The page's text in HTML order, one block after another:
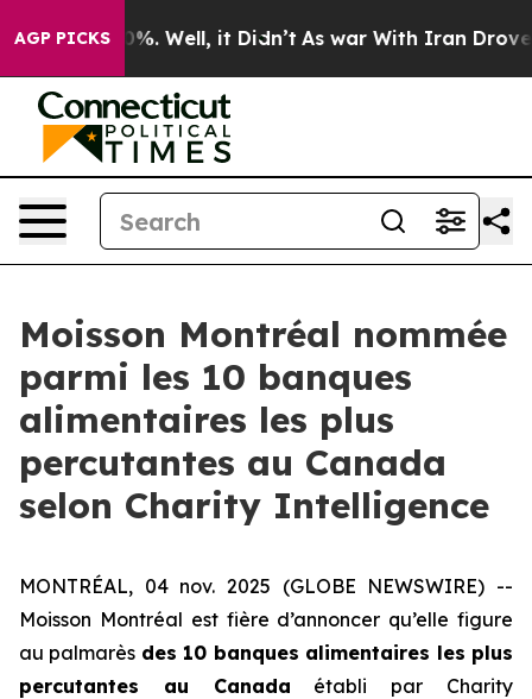
AGP PICKS40%. Well, it Didn’t As war With Iran Drove oil
Moisson Montréal nommée
parmi les 10 banques
alimentaires les plus
percutantes au Canada
selon Charity Intelligence
MONTRÉAL, 04 nov. 2025 (GLOBE NEWSWIRE) --
Moisson Montréal est fière d’annoncer qu’elle figure
au palmarès des 10 banques alimentaires les plus
percutantes au Canada établi par Charity